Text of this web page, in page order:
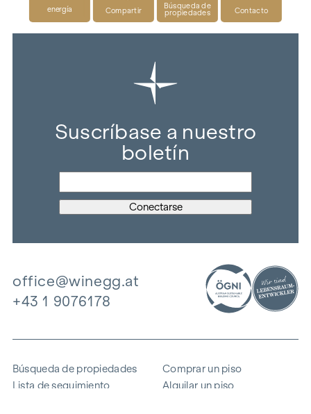
energía
Compartir
Búsqueda de
propiedades
Contacto
Suscríbase a nuestro
boletín
office@winegg.at
+43 1 9076178
Búsqueda de propiedades
Lista de seguimiento
Comprar un piso
Alquilar un piso